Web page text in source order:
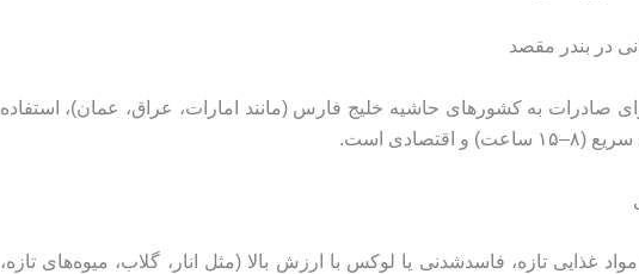
در بندر مقصد
صادرات به کشورهای حاشیه خلیج فارس (مانند امارات، عراق، عمان)، استفاده
و اقتصادی است.
غذایی تازه، فاسدشدنی یا لوکس با ارزش بالا (مثل انار، گلاب، میوه‌های تازه،